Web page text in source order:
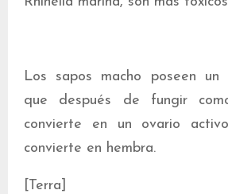
Los sapos macho poseen un
que después de fungir
convierte en un ovario
convierte en hembra.
[Terra]